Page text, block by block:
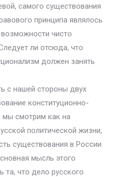
самого существования
принципа являлось
чисто
ли отсюда, что
должен занять
с нашей стороны двух
конституционно-
мы смотрим как на
политической жизни,
существования в России
мысль этого
та, что дело русского